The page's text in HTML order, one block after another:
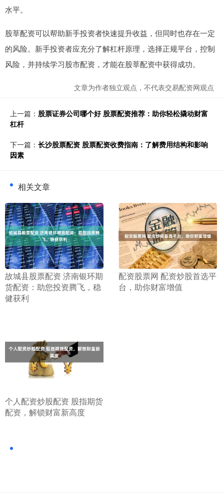
水平。
股莘配资可以帮助新手投资者快速提升收益，但同时也存在一定
的风险。新手投资者应充分了解杠杆原理，选择正规平台，控制
风险，并持续学习股市配资，才能在股莘配资中获得成功。
文章为作者独立观点，不代表交易配资网观点
上一篇： 股票证券公司哪个好 股票配资推荐：助你轻松撬动财富
杠杆
下一篇： 长沙股票配资 股票配资收费指南：了解费用结构和影响
因素
相关文章
​故城县股票配资 济南银环期
货配资：助您投资腾飞，稳
健获利
​配资股票网 配资炒股首选平
台，助你财富增值
​个人配资炒股配资 股指期货
配资，解锁财富新高度